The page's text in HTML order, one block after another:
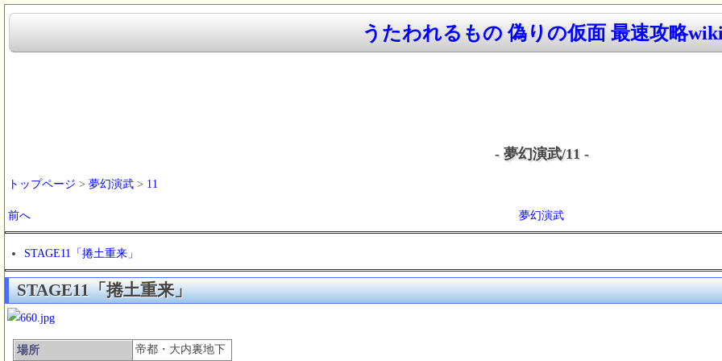
うたわれるもの 偽りの仮面 最速攻略wiki
- 夢幻演武/11 -
トップページ > 夢幻演武 > 11
前へ 夢幻演武
STAGE11「捲土重来」
STAGE11「捲土重来」
場所
帝都・大内裏地下